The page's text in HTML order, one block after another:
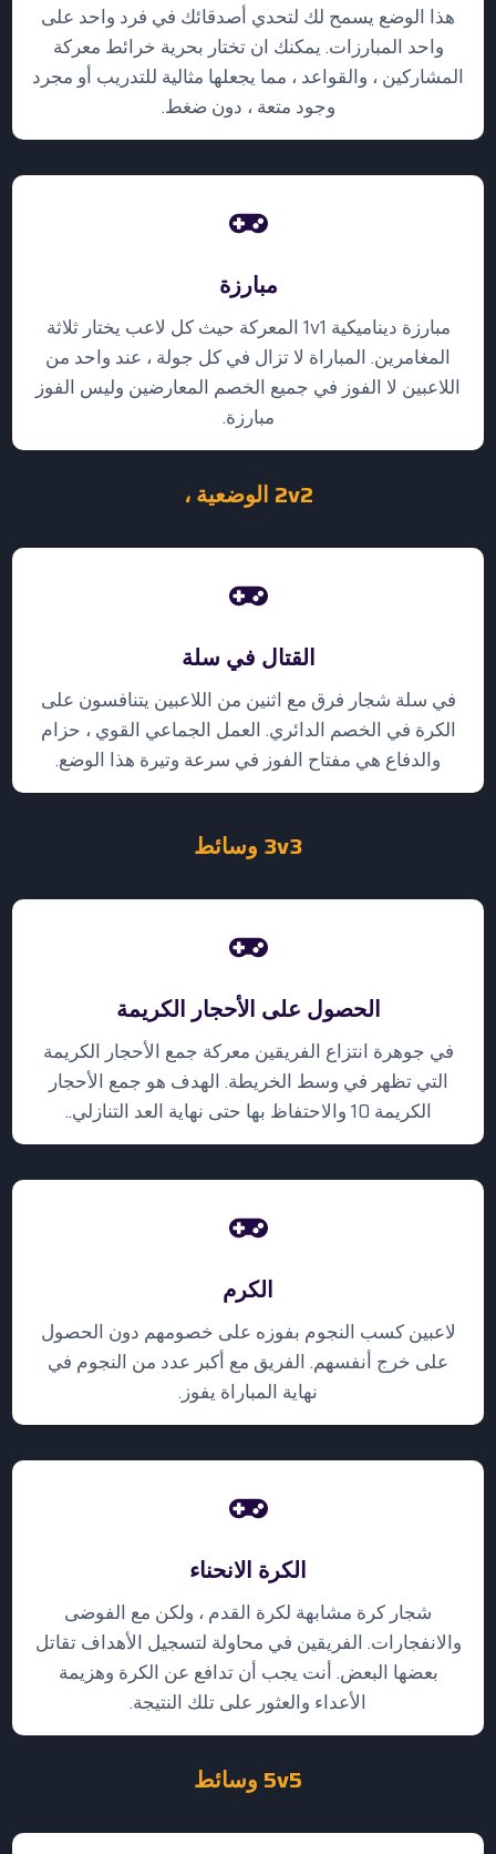
هذا الوضع يسمح لك لتحدي أصدقائك في فرد واحد على
واحد المبارزات. يمكنك ان تختار بحرية خرائط معركة
المشاركين ، والقواعد ، مما يجعلها مثالية للتدريب أو مجرد
وجود متعة ، دون ضغط.
مبارزة
مبارزة ديناميكية 1v1 المعركة حيث كل لاعب يختار ثلاثة
المغامرين. المباراة لا تزال في كل جولة ، عند واحد من
اللاعبين لا الفوز في جميع الخصم المعارضين وليس الفوز
مبارزة.
2v2 الوضعية ،
القتال في سلة
في سلة شجار فرق مع اثنين من اللاعبين يتنافسون على
الكرة في الخصم الدائري. العمل الجماعي القوي ، حزام
والدفاع هي مفتاح الفوز في سرعة وتيرة هذا الوضع.
3v3 وسائط
الحصول على الأحجار الكريمة
في جوهرة انتزاع الفريقين معركة جمع الأحجار الكريمة
التي تظهر في وسط الخريطة. الهدف هو جمع الأحجار
الكريمة 10 والاحتفاظ بها حتى نهاية العد التنازلي..
الكرم
لاعبين كسب النجوم بفوزه على خصومهم دون الحصول
على خرج أنفسهم. الفريق مع أكبر عدد من النجوم في
نهاية المباراة يفوز.
الكرة الانحناء
شجار كرة مشابهة لكرة القدم ، ولكن مع الفوضى
والانفجارات. الفريقين في محاولة لتسجيل الأهداف تقاتل
بعضها البعض. أنت يجب أن تدافع عن الكرة وهزيمة
الأعداء والعثور على تلك النتيجة.
5v5 وسائط